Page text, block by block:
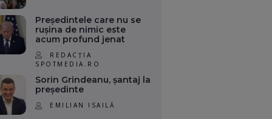
Președintele care nu se
rușina de nimic este
acum profund jenat
REDACȚIA
SPOTMEDIA.RO
Sorin Grindeanu, șantaj la
președinte
EMILIAN ISAILĂ